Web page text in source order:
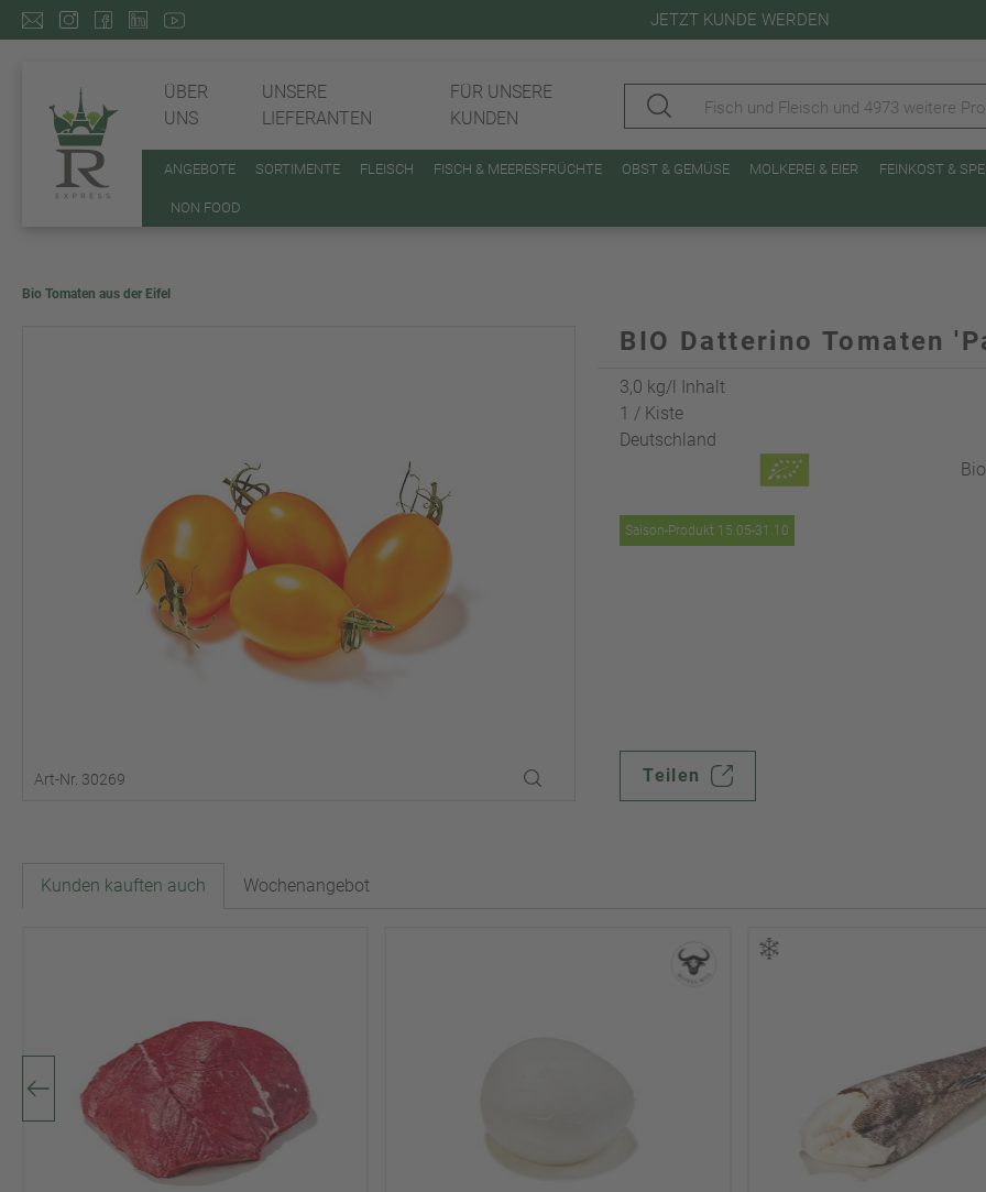
JETZT KUNDE WERDEN
ÜBER
UNS
UNSERE
LIEFERANTEN
FÜR UNSERE
KUNDEN
ANGEBOTE SORTIMENTE FLEISCH FISCH & MEERESFRÜCHTE OBST & GEMÜSE MOLKEREI & EIER FEINKOST &
NON FOOD
Bio Tomaten aus der Eifel
Art-Nr. 30269
BIO Datterino Tomaten
3,0 kg/l Inhalt
1 / Kiste
Deutschland
Saison-Produkt 15.05-31.10
Teilen
Kunden kauften auch Wochenangebot